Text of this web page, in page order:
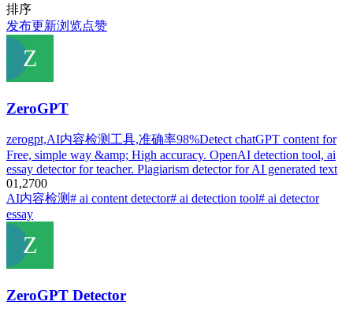
排序
发布更新浏览点赞
ZeroGPT
zerogpt,AI内容检测工具,准确率98%Detect chatGPT content for
Free, simple way &amp; High accuracy. OpenAI detection tool, ai
essay detector for teacher. Plagiarism detector for AI generated text
01,2700
AI内容检测# ai content detector# ai detection tool# ai detector
essay
ZeroGPT Detector